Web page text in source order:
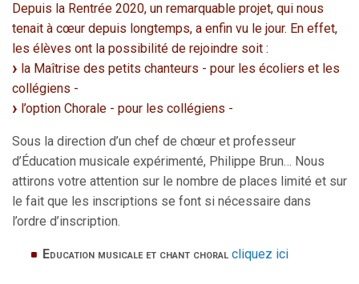
Depuis la Rentrée 2020, un remarquable projet, qui nous
tenait à cœur depuis longtemps, a enfin vu le jour. En effet,
les élèves ont la possibilité de rejoindre soit :
la Maîtrise des petits chanteurs - pour les écoliers et les
collégiens -
l’option Chorale - pour les collégiens -
Sous la direction d’un chef de chœur et professeur
d’Éducation musicale expérimenté, Philippe Brun… Nous
attirons votre attention sur le nombre de places limité et sur
le fait que les inscriptions se font si nécessaire dans
l’ordre d’inscription.
Education musicale et chant choral cliquez ici